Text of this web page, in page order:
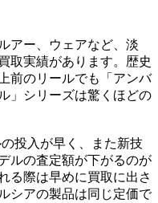
アー、ウェアなど、淡
取実績があります。歴史
前のリールでも「アンバ
」シリーズは驚くほどの
投入が早く、また新技
ルの査定額が下がるのが
る際は早めに買取に出さ
シアの製品は同じ定価で